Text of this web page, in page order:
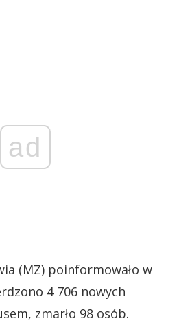
ad
(MZ) poinformowało w
4 706 nowych
zmarło 98 osób.